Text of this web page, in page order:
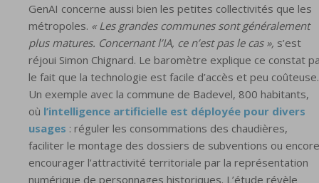
GenAI concerne aussi bien les petites collectivités que les
métropoles. « Les grandes communes sont généralement
plus matures. Concernant l’IA, ce n’est pas le cas », s’est
réjoui Simon Chignard. Le baromètre explique ce constat
le fait que la technologie est facile d’accès et peu coûteuse.
Un exemple avec la commune de Badevel, 800 habitants,
où l’intelligence artificielle est déployée pour divers
usages : réguler les consommations des chaudières,
faciliter le montage des dossiers de subventions ou encore
encourager l’attractivité territoriale par la représentation
numérique de personnages historiques. L’étude révèle